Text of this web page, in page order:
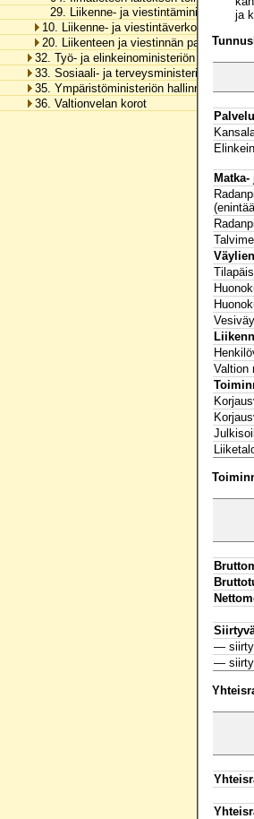
29. Liikenne- ja viestintäministeriön
10. Liikenne- ja viestintäverkot
20. Liikenteen ja viestinnän palvelut
32. Työ- ja elinkeinoministeriön hallinnonala
33. Sosiaali- ja terveysministeriön
35. Ympäristöministeriön hallinnonala
36. Valtionvelan korot
ja
Valtion
—
—